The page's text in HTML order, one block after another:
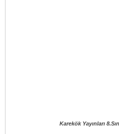
Karekök Yayınları